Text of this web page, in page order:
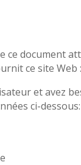
ce document
ce site Web :
et avez
ci-dessous: